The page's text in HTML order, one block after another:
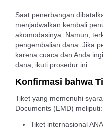
Saat penerbangan
menjadwalkan kembali
akomodasinya. Namun,
pengembalian dana. Jika
karena cuaca dan Anda
dana, ikuti prosedur ini.
Konfirmasi bahwa
Tiket yang memenuhi
Documents (EMD) meliputi:
Tiket internasional